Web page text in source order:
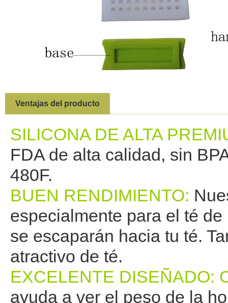
Ventajas del producto
SILICONA DE ALTA
FDA de alta calidad, sin
480F.
BUEN RENDIMIENTO:
especialmente para el té
se escaparán hacia tu té.
atractivo de té.
EXCELENTE DISEÑADO:
ayuda a ver el peso de la